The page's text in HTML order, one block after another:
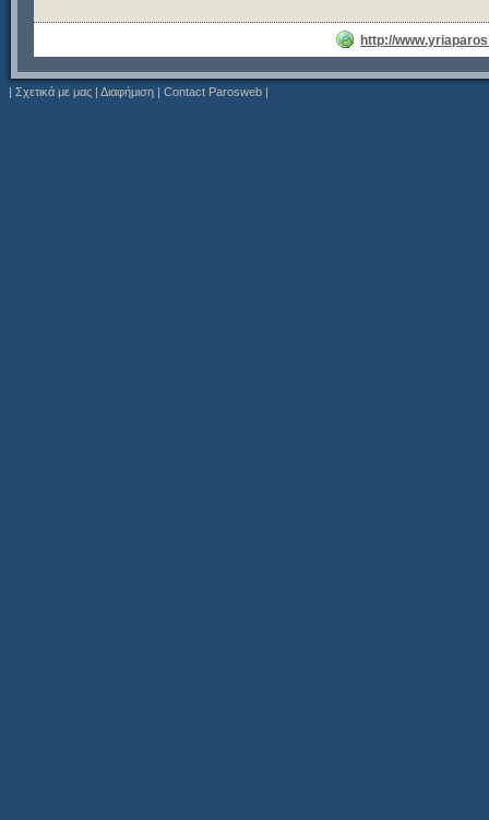
http://
| Σχετικά με μας | Διαφήμιση | Contact Parosweb |